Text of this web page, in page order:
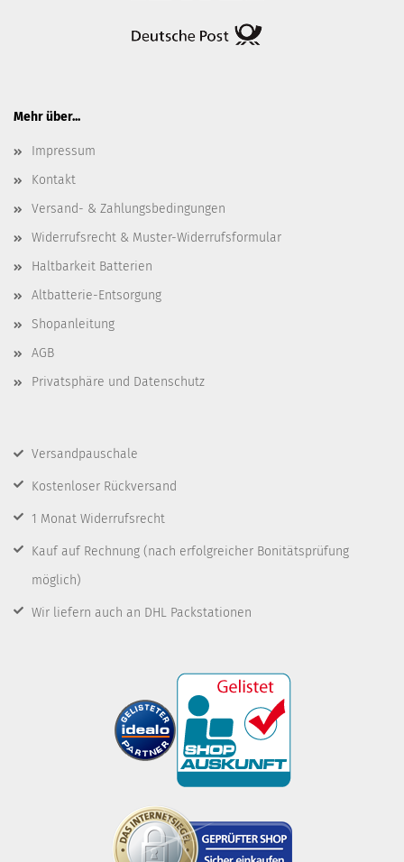
Mehr über...
Impressum
Kontakt
Versand- & Zahlungsbedingungen
Widerrufsrecht & Muster-Widerrufsformular
Haltbarkeit Batterien
Altbatterie-Entsorgung
Shopanleitung
AGB
Privatsphäre und Datenschutz
Versandpauschale
Kostenloser Rückversand
1 Monat Widerrufsrecht
Kauf auf Rechnung (nach erfolgreicher Bonitätsprüfung
möglich)
Wir liefern auch an DHL Packstationen